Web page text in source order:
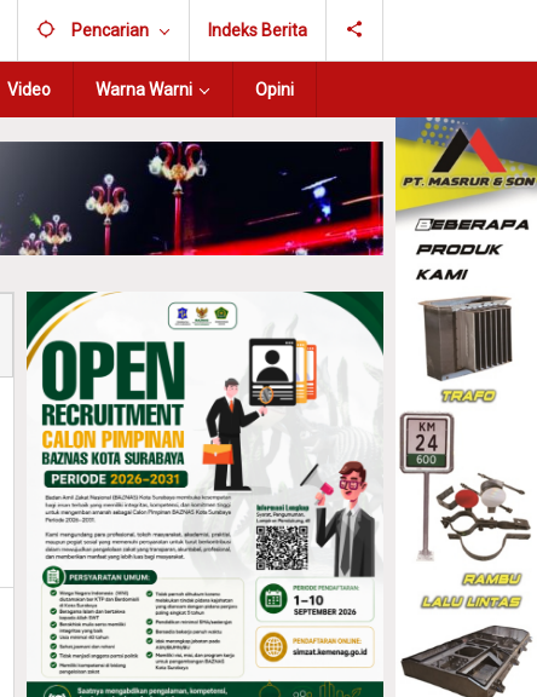
Pencarian Indeks Berita
Video Warna Warni Opini